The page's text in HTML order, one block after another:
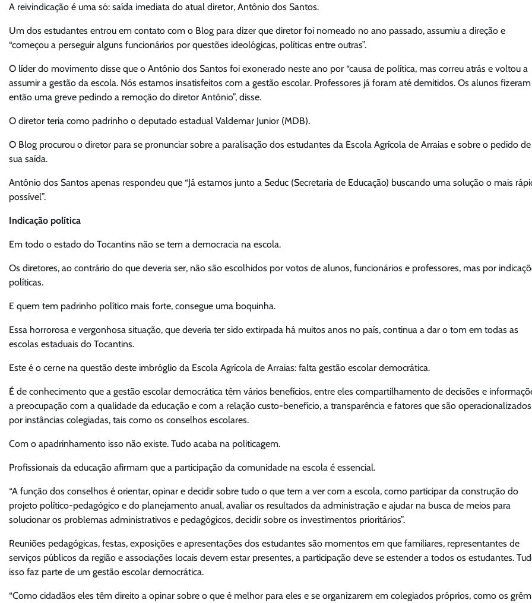
A reivindicação é uma só: saída imediata do atual diretor, Antônio dos Santos.
Um dos estudantes entrou em contato com o Blog para dizer que diretor foi nomeado no ano passado, assumiu a direção e
“começou a perseguir alguns funcionários por questões ideológicas, políticas entre outras”.
O líder do movimento disse que o Antônio dos Santos foi exonerado neste ano por “causa de política, mas correu atrás e voltou a
assumir a gestão da escola. Nós estamos insatisfeitos com a gestão escolar. Professores já foram até demitidos. Os alunos fizeram
então uma greve pedindo a remoção do diretor Antônio”, disse.
O diretor teria como padrinho o deputado estadual Valdemar Junior (MDB).
O Blog procurou o diretor para se pronunciar sobre a paralisação dos estudantes da Escola Agrícola de Arraias e sobre o pedido de
sua saída.
Antônio dos Santos apenas respondeu que “Já estamos junto a Seduc (Secretaria de Educação) buscando uma solução o mais
possível”.
Indicação política
Em todo o estado do Tocantins não se tem a democracia na escola.
Os diretores, ao contrário do que deveria ser, não são escolhidos por votos de alunos, funcionários e professores, mas por
políticas.
E quem tem padrinho político mais forte, consegue uma boquinha.
Essa horrorosa e vergonhosa situação, que deveria ter sido extirpada há muitos anos no país, continua a dar o tom em todas as
escolas estaduais do Tocantins.
Este é o cerne na questão deste imbróglio da Escola Agrícola de Arraias: falta gestão escolar democrática.
É de conhecimento que a gestão escolar democrática têm vários benefícios, entre eles compartilhamento de decisões e
a preocupação com a qualidade da educação e com a relação custo-benefício, a transparência e fatores que são operacionalizados
por instâncias colegiadas, tais como os conselhos escolares.
Com o apadrinhamento isso não existe. Tudo acaba na politicagem.
Profissionais da educação afirmam que a participação da comunidade na escola é essencial.
“A função dos conselhos é orientar, opinar e decidir sobre tudo o que tem a ver com a escola, como participar da construção do
projeto político-pedagógico e do planejamento anual, avaliar os resultados da administração e ajudar na busca de meios para
solucionar os problemas administrativos e pedagógicos, decidir sobre os investimentos prioritários”.
Reuniões pedagógicas, festas, exposições e apresentações dos estudantes são momentos em que familiares, representantes de
serviços públicos da região e associações locais devem estar presentes, a participação deve se estender a todos os estudantes.
isso faz parte de um gestão escolar democrática.
“Como cidadãos eles têm direito a opinar sobre o que é melhor para eles e se organizarem em colegiados próprios, como os